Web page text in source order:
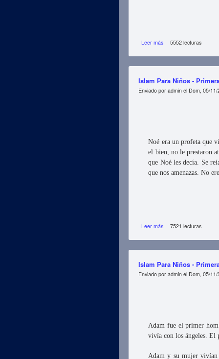
Leer mássobre Islam Para Niños
5552 lecturas
Islam Para Niños -
Enviado poradmin el Dom, 05/
Noé era un profeta que
el bien, no le prestaron
que Noé les decía. Se
que nos amenazas. No
Leer mássobre Islam Para
7521 lecturas
Islam Para Niños -
Enviado poradmin el Dom, 05/
Adam fue el primer
vivía con los ángeles. El
Adam y su mujer vivían